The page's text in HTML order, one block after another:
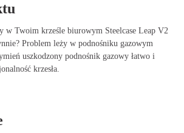
w Twoim krześle biurowym Steelcase Leap V2
Problem leży w podnośniku gazowym
uszkodzony podnośnik gazowy łatwo i
krzesła.